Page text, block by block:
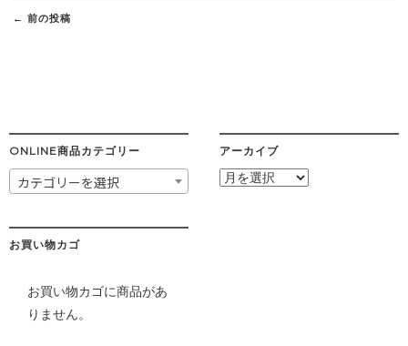
Post
navigation
← 前の投稿
ONLINE商品カテゴリー
カテゴリーを選択
アーカイブ
ア
お買い物カゴ
お買い物カゴに商品があ
りません。